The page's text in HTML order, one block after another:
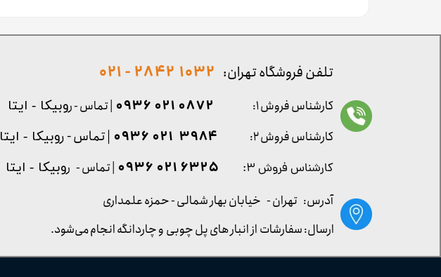
کارشناس فروش ۳: ۶۳۲۵ ۰۲۱ ۰۹۳۶ | تماس - روبیکا - ایتا
آدرس: تهران - خیابان بهار شمالی - حمزه علمداری
تلفن فروشگاه تهران: 1032 2842 - 021
کارشناس فروش ۱: 0872 021 0936 | تماس - روبیکا - ایتا
کارشناس فروش ۲:
۳۹۸۴ ۰۲۱ ۰۹۳۶ | تماس - روبیکا - ایتا
ارسال: سفارشات از انبار های پل چوبی و چاردانگه انجام می‌شود.